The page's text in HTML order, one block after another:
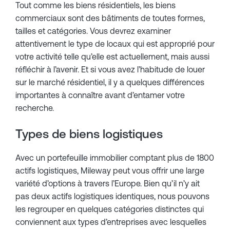
Tout comme les biens résidentiels, les biens
commerciaux sont des bâtiments de toutes formes,
tailles et catégories. Vous devrez examiner
attentivement le type de locaux qui est approprié pour
votre activité telle qu’elle est actuellement, mais aussi
réfléchir à l’avenir. Et si vous avez l’habitude de louer
sur le marché résidentiel, il y a quelques différences
importantes à connaître avant d’entamer votre
recherche.
Types de biens logistiques
Avec un portefeuille immobilier comptant plus de 1800
actifs logistiques, Mileway peut vous offrir une large
variété d’options à travers l’Europe. Bien qu’il n’y ait
pas deux actifs logistiques identiques, nous pouvons
les regrouper en quelques catégories distinctes qui
conviennent aux types d’entreprises avec lesquelles